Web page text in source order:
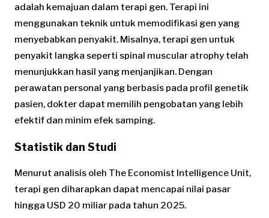
adalah kemajuan dalam terapi gen. Terapi ini
menggunakan teknik untuk memodifikasi gen yang
menyebabkan penyakit. Misalnya, terapi gen untuk
penyakit langka seperti spinal muscular atrophy telah
menunjukkan hasil yang menjanjikan. Dengan
perawatan personal yang berbasis pada profil genetik
pasien, dokter dapat memilih pengobatan yang lebih
efektif dan minim efek samping.
Statistik dan Studi
Menurut analisis oleh The Economist Intelligence Unit,
terapi gen diharapkan dapat mencapai nilai pasar
hingga USD 20 miliar pada tahun 2025.